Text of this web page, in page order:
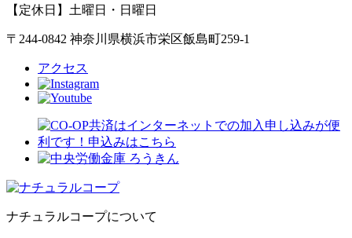
【定休日】土曜日・日曜日
〒244-0842 神奈川県横浜市栄区飯島町259-1
アクセス
ナチュラルコープについて